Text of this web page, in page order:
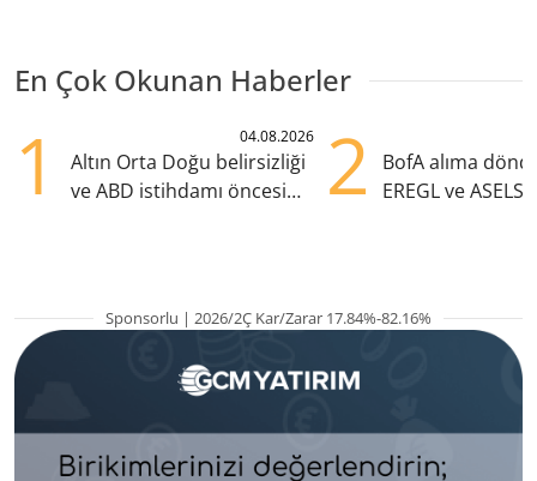
En Çok Okunan Haberler
1 04.08.2026
Altın Orta Doğu belirsizliği
ve ABD istihdamı öncesi
2
BofA alıma
EREGL ve ASELS
Sponsorlu | 2026/2Ç Kar/Zarar 17.84%-82.16%